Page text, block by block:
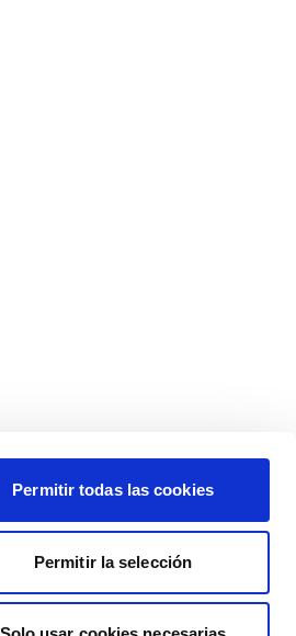
Permitir todas las cookies
Permitir la selección